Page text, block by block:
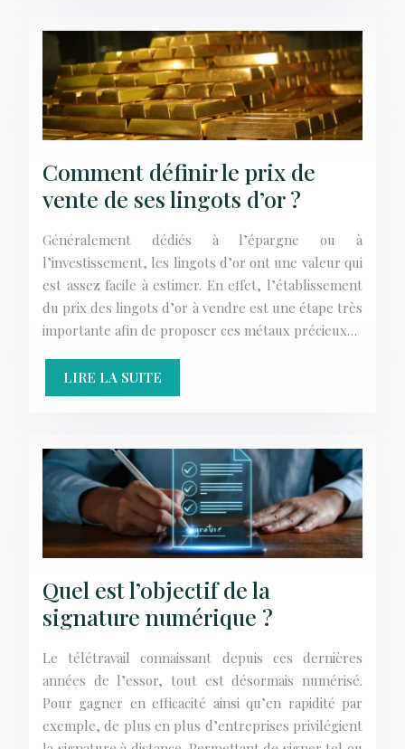
Comment définir le prix de
vente de ses lingots d’or ?
Généralement dédiés à l’épargne ou à
l’investissement, les lingots d’or ont une valeur qui
est assez facile à estimer. En effet, l’établissement
du prix des lingots d’or à vendre est une étape très
importante afin de proposer ces métaux précieux…
LIRE LA SUITE
Quel est l’objectif de la
signature numérique ?
Le télétravail connaissant depuis ces dernières
années de l’essor, tout est désormais numérisé.
Pour gagner en efficacité ainsi qu’en rapidité par
exemple, de plus en plus d’entreprises privilégient